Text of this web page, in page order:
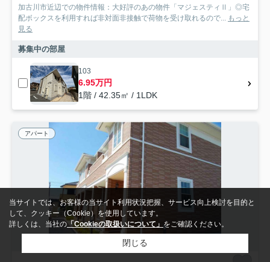
加古川市近辺での物件情報：大好評のあの物件「マジェスティⅡ」◎宅
配ボックスを利用すれば非対面非接触で荷物を受け取れるので...
もっと
見る
募集中の部屋
103
6.95万円
1階 / 42.35㎡ / 1LDK
アパート
当サイトでは、お客様の当サイト利用状況把握、サービス向上検討を目的と
して、クッキー（Cookie）を使用しています。
詳しくは、当社の 「Cookieの取扱いについて」 をご確認ください。
閉じる